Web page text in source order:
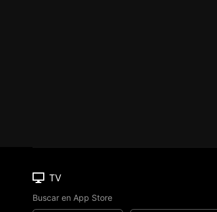
TV
Buscar en App Store